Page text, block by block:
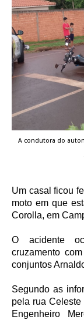
A condutora do
Um casal ficou
moto em que
Corolla, em
O acidente
cruzamento
conjuntos
Segundo as
pela rua
Engenheiro